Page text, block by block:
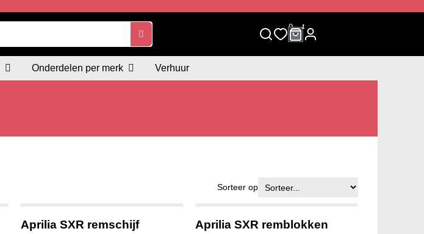
0 1
Onderdelen per merk Verhuur
Sorteer op
Aprilia SXR remschijf
Aprilia SXR remblokken